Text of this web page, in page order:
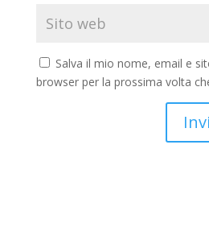
Salva il mio nome, email e
browser per la prossima volta